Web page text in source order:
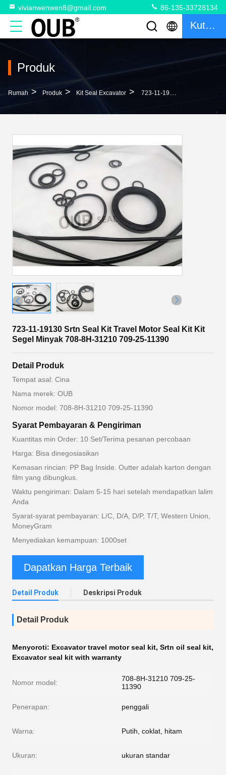
vivianwenwen8@gmail.com 86-135-33728134
Kutipan
Produk
Rumah > Produk > Kit Seal Excavator > 723-11-19130 Srtn Seal Kit Travel Motor Seal Kit Kit Segel Minyak 708-8H-31210 709-25-11390
723-11-19130 Srtn Seal Kit Travel Motor Seal Kit Kit
Segel Minyak 708-8H-31210 709-25-11390
Detail Produk
Tempat asal: Cina
Nama merek: OUB
Nomor model: 708-8H-31210 709-25-11390
Syarat Pembayaran & Pengiriman
Kuantitas min Order: 10 Set/Terima pesanan percobaan
Harga: Bisa dinegosiasikan
Kemasan rincian: PP Bag Inside. Outter adalah karton dengan
film yang dibungkus.
Waktu pengiriman: Dalam 5-15 hari setelah mendapatkan lalim
Anda
Syarat-syarat pembayaran: L/C, D/A, D/P, T/T, Western Union,
MoneyGram
Menyediakan kemampuan: 1000set
Dapatkan Harga Terbaik
Detail Produk Deskripsi Produk
Detail Produk
Menyoroti: Excavator travel motor seal kit, Srtn oil seal kit,
Excavator seal kit with warranty
Nomor model:
708-8H-31210 709-25-
11390
Penerapan: penggali
Warna: Putih, coklat, hitam
Ukuran: ukuran standar